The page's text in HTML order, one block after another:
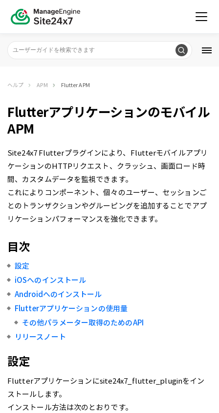
ヘルプ APM Flutter APM
Flutterアプリケーションのモバイル
APM
Site24x7 Flutterプラグインにより、Flutterモバイルアプリ
ケーションのHTTPリクエスト、クラッシュ、画面ロード時
間、カスタムデータを監視できます。
これによりコンポーネント、個々のユーザー、セッションご
とのトランザクションやグルーピングを追加することでアプ
リケーションパフォーマンスを強化できます。
目次
設定
iOSへのインストール
Androidへのインストール
Flutterアプリケーションの使用量
その他パラメーター取得のためのAPI
リリースノート
設定
Flutterアプリケーションにsite24x7_flutter_pluginをイン
ストールします。
インストール方法は次のとおりです。